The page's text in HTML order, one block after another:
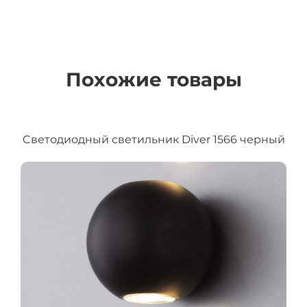
Похожие товары
Cветодиодный светильник Diver 1566 черный